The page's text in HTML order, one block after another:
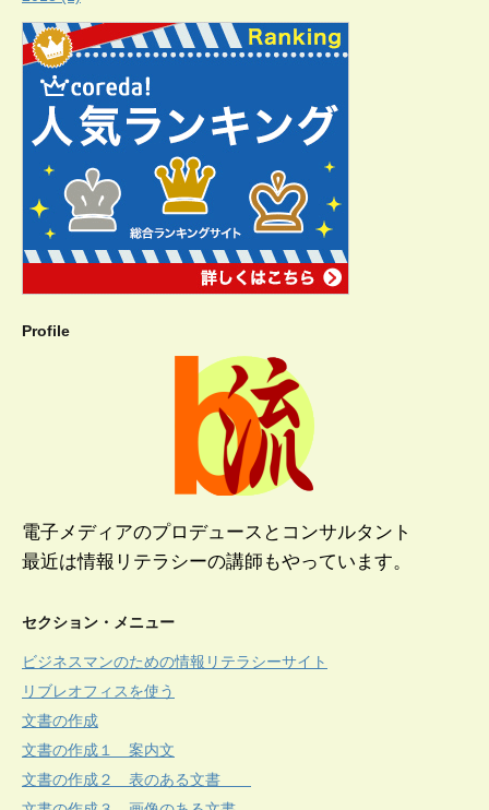
Profile
電子メディアのプロデュースとコンサルタント
最近は情報リテラシーの講師もやっています。
セクション・メニュー
ビジネスマンのための情報リテラシーサイト
リブレオフィスを使う
文書の作成
文書の作成１ 案内文
文書の作成２ 表のある文書